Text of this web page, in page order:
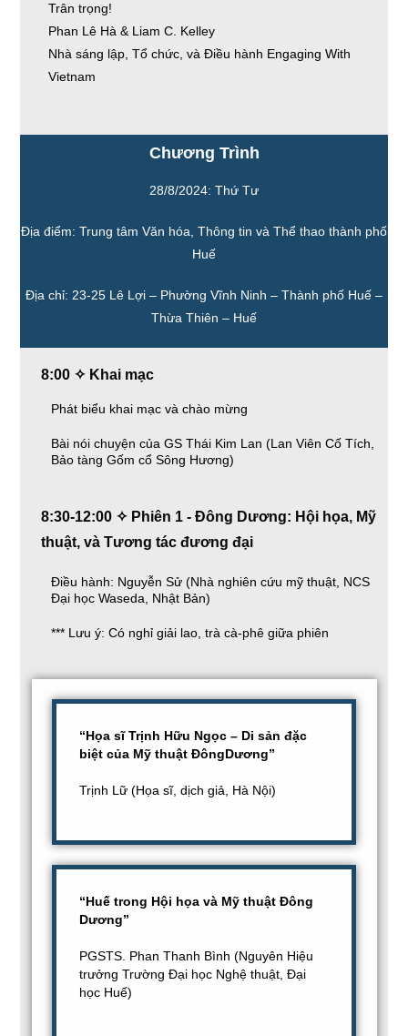
Trân trọng!
Phan Lê Hà & Liam C. Kelley
Nhà sáng lập, Tổ chức, và Điều hành Engaging With
Vietnam
Chương Trình
28/8/2024: Thứ Tư
Địa điểm: Trung tâm Văn hóa, Thông tin và Thể thao thành phố
Huế
Địa chỉ: 23-25 Lê Lợi – Phường Vĩnh Ninh – Thành phố Huế –
Thừa Thiên – Huế
8:00 ✧ Khai mạc
Phát biểu khai mạc và chào mừng
Bài nói chuyện của GS Thái Kim Lan (Lan Viên Cố Tích,
Bảo tàng Gốm cổ Sông Hương)
8:30-12:00 ✧ Phiên 1 - Đông Dương: Hội họa, Mỹ
thuật, và Tương tác đương đại
Điều hành: Nguyễn Sử (Nhà nghiên cứu mỹ thuật, NCS
Đại học Waseda, Nhật Bản)
*** Lưu ý: Có nghỉ giải lao, trà cà-phê giữa phiên
“Họa sĩ Trịnh Hữu Ngọc – Di sản đặc
biệt của Mỹ thuật ĐôngDương”
Trịnh Lữ (Họa sĩ, dịch giả, Hà Nội)
“Huế trong Hội họa và Mỹ thuật Đông
Dương”
PGSTS. Phan Thanh Bình (Nguyên Hiệu
trưởng Trường Đại học Nghệ thuật, Đại
học Huế)